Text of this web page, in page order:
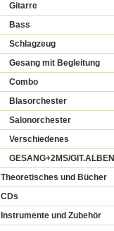
Gitarre
Bass
Schlagzeug
Gesang mit Begleitung
Combo
Blasorchester
Salonorchester
Verschiedenes
GESANG+2MS/GIT.ALBEN
Theoretisches und Bücher
CDs
Instrumente und Zubehör